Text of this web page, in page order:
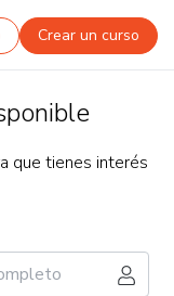
Crear un curso
que tienes interés